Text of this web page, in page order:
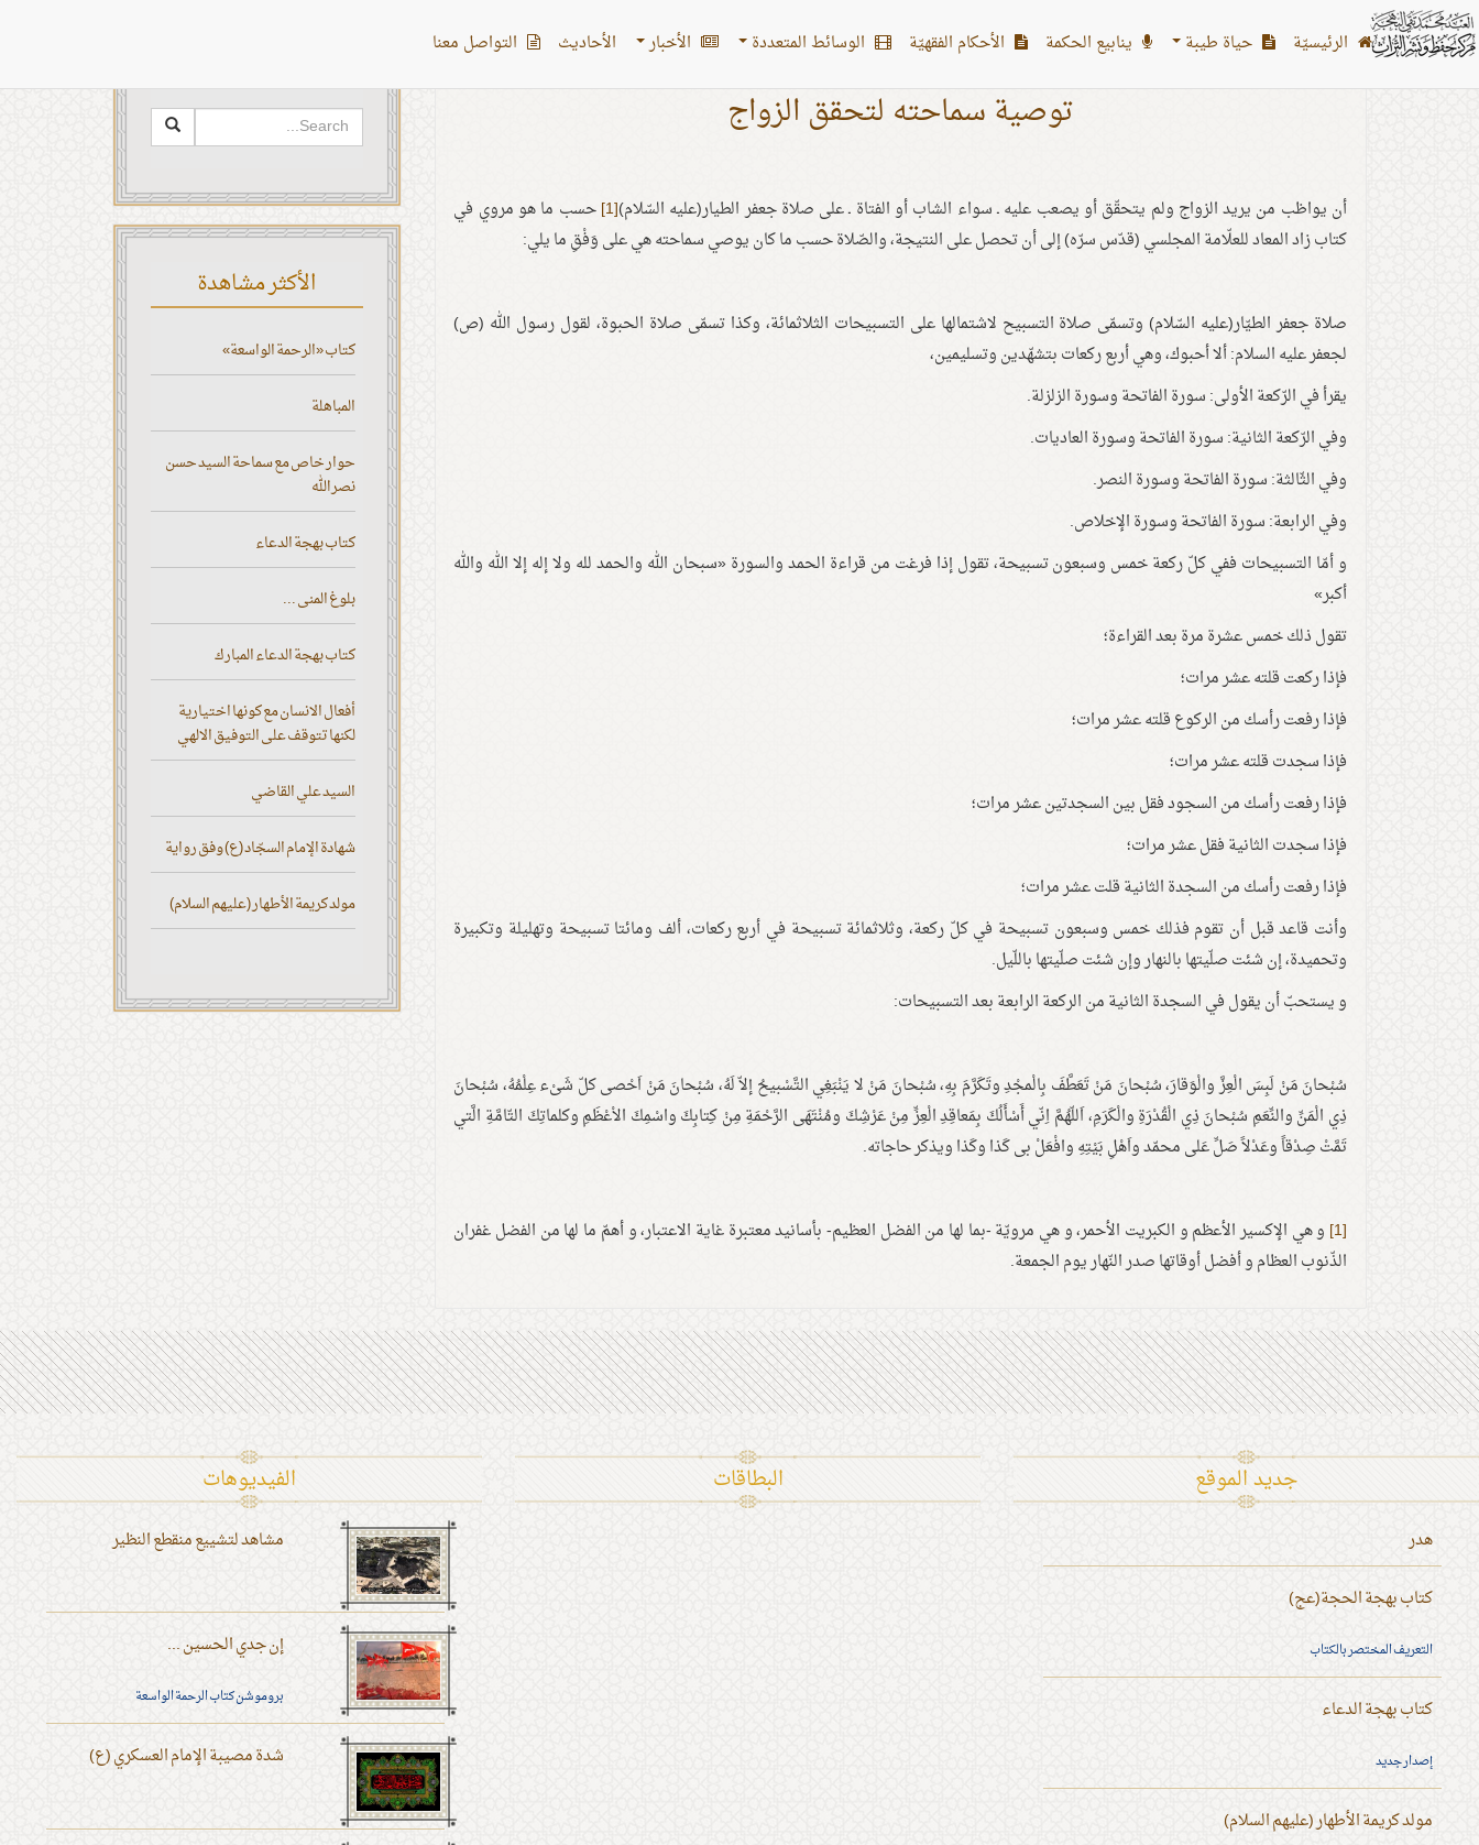
الرئیسیّة حياة طيبة ينابيع الحكمة الأحکام الفقهیّة الوسائط المتعددة الأخبار الأحادیث التواصل معنا
توصية سماحته لتحقق الزواج
أن يواظب من يريد الزواج ولم يتحقّق أو يصعب عليه ـ سواء الشاب أو الفتاة ـ على صلاة جعفر الطيار(عليه السّلام)[1] حسب ما هو مروي في
كتاب زاد المعاد للعلّامة المجلسي (قدّس سرّه) إلى أن تحصل على النتيجة، والصّلاة حسب ما كان يوصي سماحته هي على وَفْقِ ما يلي:
صلاة جعفر الطيّار(عليه السّلام) وتسمّى صلاة التسبيح لاشتمالها على التسبيحات الثلاثمائة، وكذا تسمّى صلاة الحبوة، لقول رسول الله (ص)
لجعفر عليه السلام: ألا أحبوك، وهي أربع ركعات بتشهّدين وتسليمين،
يقرأ في الرّكعة الأولى: سورة الفاتحة وسورة الزلزلة.
وفي الرّكعة الثانية: سورة الفاتحة وسورة العاديات.
وفي الثّالثة: سورة الفاتحة وسورة النصر.
وفي الرابعة: سورة الفاتحة وسورة الإخلاص.
و أمّا التسبيحات ففي كلّ ركعة خمس وسبعون تسبيحة، تقول إذا فرغت من قراءة الحمد والسورة «سبحان الله والحمد لله ولا إله إلا الله والله
أكبر»
تقول ذلك خمس عشرة مرة بعد القراءة؛
فإذا ركعت قلته عشر مرات؛
فإذا رفعت رأسك من الركوع قلته عشر مرات؛
فإذا سجدت قلته عشر مرات؛
فإذا رفعت رأسك من السجود فقل بين السجدتين عشر مرات؛
فإذا سجدت الثانية فقل عشر مرات؛
فإذا رفعت رأسك من السجدة الثانية قلت عشر مرات؛
وأنت قاعد قبل أن تقوم فذلك خمس وسبعون تسبيحة في كلّ ركعة، وثلاثمائة تسبيحة في أربع ركعات، ألف ومائتا تسبيحة وتهليلة وتكبيرة
وتحميدة، إن شئت صلّيتها بالنهار وإن شئت صلّيتها باللّيل.
و يستحبّ أن يقول في السجدة الثانية من الركعة الرابعة بعد التسبيحات:
سُبْحانَ مَنْ لَبِسَ الْعِزَّ والْوَقارَ، سُبْحانَ مَنْ تَعَطَّفَ بِالْمجْدِ وتَكَرَّمَ بِهِ، سُبْحانَ مَنْ لا يَنْبَغِي التَّسْبيحُ إلاّ لَهُ، سُبْحانَ مَنْ اَحْصى كلّ شَىْء عِلْمُهُ، سُبْحانَ
ذِي الْمَنِّ والنِّعَمِ سُبْحانَ ذِي الْقُدْرَةِ والْكَرَمِ، اَللّهُمَّ اِنّي أَسْأَلُكَ بِمَعاقِدِ الْعِزِّ مِنْ عَرْشِكَ ومُنْتَهَى الرَّحْمَةِ مِنْ كِتابِكَ واسْمِكَ الاْعْظَمِ وكلماتِكَ التّامَّةِ الَّتي
تَمَّتْ صِدْقاً وعَدْلاً صَلِّ عَلى محمّد واَهْلِ بَيْتِهِ وافْعَلْ بى كَذا وكَذا ويذكر حاجاته.
[1]
و هي الإكسير الأعظم و الكبريت الأحمر، و هي مرويّة -بما لها من الفضل العظيم- بأسانيد معتبرة غاية الاعتبار، و أهمّ ما لها من الفضل غفران
الذّنوب العظام و أفضل أوقاتها صدر النّهار يوم الجمعة.
الأكثر مشاهدة
كتاب «الرحمة الواسعة»
المباهلة
حوار خاص مع سماحة السيد حسن
نصر الله
كتاب بهجة الدعاء
بلوغ المنى ...
كتاب بهجة الدعاء المبارك
أفعال الانسان مع كونها اختيارية
لكنها تتوقف على التوفيق الالهي
السيد علي القاضي
شهادة الإمام السجّاد (ع) وفق رواية
مولد كريمة الأطهار (عليهم السلام)
الفیدیوهات
مشاهد لتشييع منقطع النظير
إن جدي الحسين ...
بروموشن كتاب الرحمة الواسعة
شدة مصيبة الإمام العسكري (ع)
البطاقات جديد الموقع
هدر
كتاب بهجة الحجة(عج)
التعريف المختصر بالكتاب
كتاب بهجة الدعاء
إصدار جديد
مولد كريمة الأطهار (عليهم السلام)